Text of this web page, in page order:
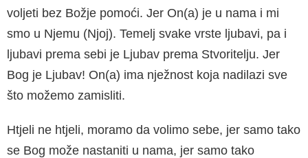
voljeti bez Božje pomoći. Jer On(a) je u nama i mi
smo u Njemu (Njoj). Temelj svake vrste ljubavi, pa i
ljubavi prema sebi je Ljubav prema Stvoritelju. Jer
Bog je Ljubav! On(a) ima nježnost koja nadilazi sve
što možemo zamis­liti.
Htjeli ne htjeli, moramo da volimo sebe, jer samo tako
se Bog može nastaniti u nama, jer samo tako